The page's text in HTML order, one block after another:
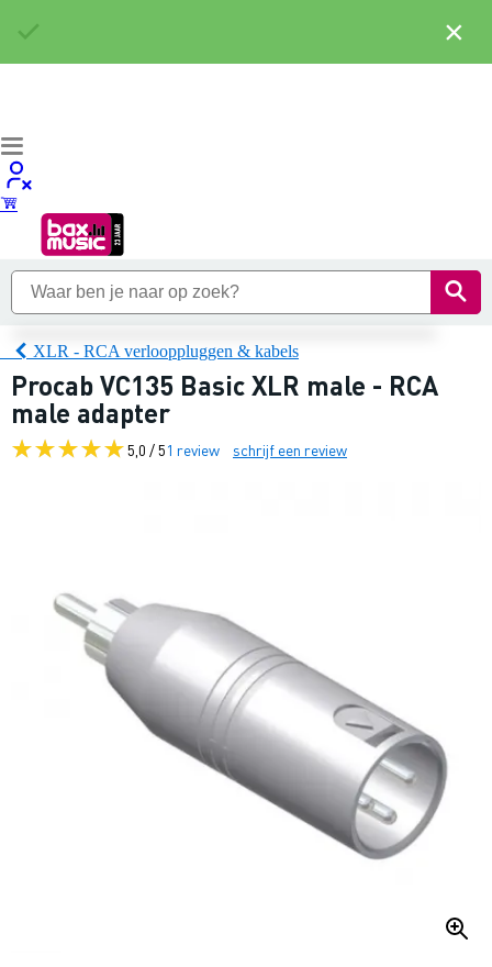
XLR - RCA verlooppluggen & kabels
Procab VC135 Basic XLR male - RCA
male adapter
5,0 / 51 review schrijf een review
×